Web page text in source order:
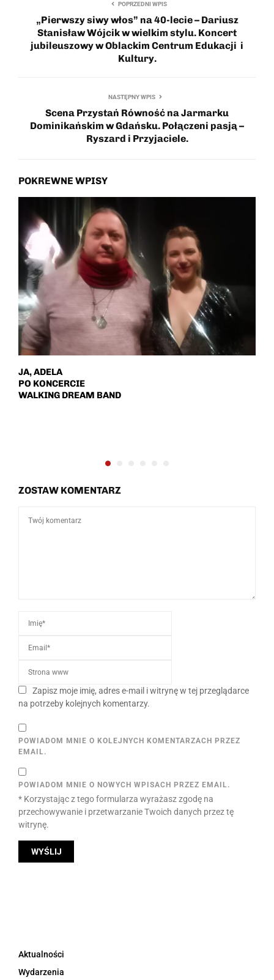
POPRZEDNI WPIS
„Pierwszy siwy włos” na 40-lecie – Dariusz
Stanisław Wójcik w wielkim stylu. Koncert
jubileuszowy w Oblackim Centrum Edukacji i
Kultury.
NASTĘPNY WPIS
Scena Przystań Równość na Jarmarku
Dominikańskim w Gdańsku. Połączeni pasją –
Ryszard i Przyjaciele.
POKREWNE WPISY
JA, ADELA
PO KONCERCIE
WALKING DREAM BAND
ZOSTAW KOMENTARZ
Zapisz moje imię, adres e-mail i witrynę w tej przeglądarce
na potrzeby kolejnych komentarzy.
POWIADOM MNIE O KOLEJNYCH KOMENTARZACH PRZEZ
EMAIL.
POWIADOM MNIE O NOWYCH WPISACH PRZEZ EMAIL.
* Korzystając z tego formularza wyrażasz zgodę na
przechowywanie i przetwarzanie Twoich danych przez tę
witrynę.
Aktualności
Wydarzenia